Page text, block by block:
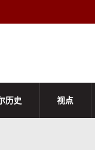
历史 视点